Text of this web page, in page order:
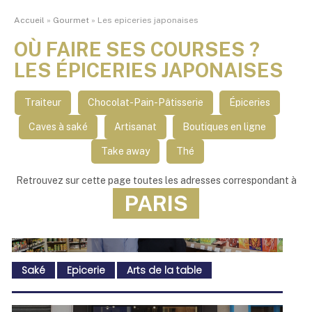
Accueil » Gourmet » Les epiceries japonaises
OÙ FAIRE SES COURSES ?
LES ÉPICERIES JAPONAISES
Traiteur Chocolat-Pain-Pâtisserie Épiceries
Caves à saké Artisanat Boutiques en ligne
Take away Thé
Retrouvez sur cette page toutes les adresses correspondant à
PARIS
Saké Epicerie Arts de la table